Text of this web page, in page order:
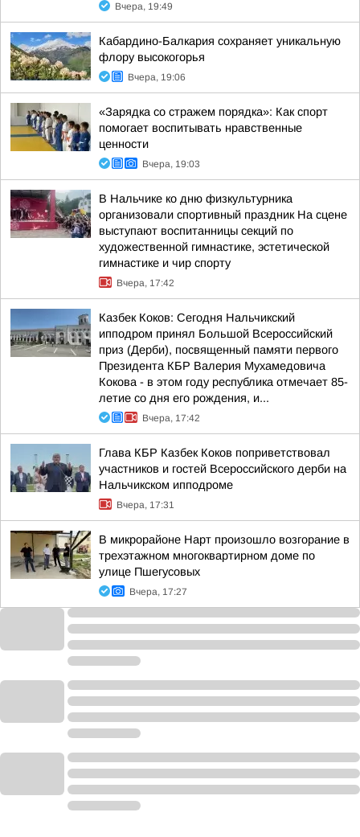
Вчера, 19:49
Кабардино-Балкария сохраняет уникальную
флору высокогорья
Вчера, 19:06
«Зарядка со стражем порядка»: Как спорт
помогает воспитывать нравственные
ценности
Вчера, 19:03
В Нальчике ко дню физкультурника
организовали спортивный праздник На сцене
выступают воспитанницы секций по
художественной гимнастике, эстетической
гимнастике и чир спорту
Вчера, 17:42
Казбек Коков: Сегодня Нальчикский
ипподром принял Большой Всероссийский
приз (Дерби), посвященный памяти первого
Президента КБР Валерия Мухамедовича
Кокова - в этом году республика отмечает 85-
летие со дня его рождения, и...
Вчера, 17:42
Глава КБР Казбек Коков поприветствовал
участников и гостей Всероссийского дерби на
Нальчикском ипподроме
Вчера, 17:31
В микрорайоне Нарт произошло возгорание в
трехэтажном многоквартирном доме по
улице Пшегусовых
Вчера, 17:27